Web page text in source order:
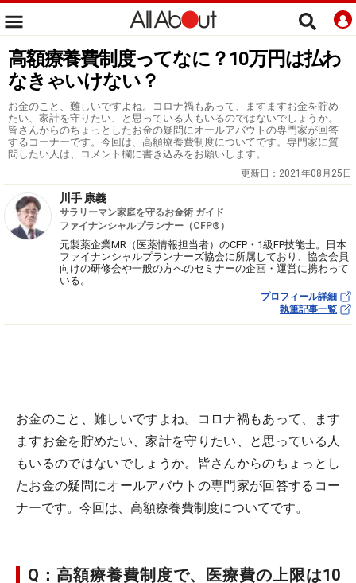
高額療養費制度ってなに？10万円は払わ
なきゃいけない？
お金のこと、難しいですよね。コロナ禍もあって、ますますお金を貯め
たい、家計を守りたい、と思っている人もいるのではないでしょうか。
皆さんからのちょっとしたお金の疑問にオールアバウトの専門家が回答
するコーナーです。今回は、高額療養費制度についてです。専門家に質
問したい人は、コメント欄に書き込みをお願いします。
更新日： 2021年08月25日
川手 康義
サラリーマン家庭を守るお金術 ガイド
ファイナンシャルプランナー（CFP®）
元製薬企業MR（医薬情報担当者）のCFP・1級FP技能士。日本
ファイナンシャルプランナーズ協会に所属しており、協会会員
向けの研修会や一般の方へのセミナーの企画・運営に携わって
いる。
プロフィール詳細
執筆記事一覧
お金のこと、難しいですよね。コロナ禍もあって、ます
ますお金を貯めたい、家計を守りたい、と思っている人
もいるのではないでしょうか。皆さんからのちょっとし
たお金の疑問にオールアバウトの専門家が回答するコー
ナーです。今回は、高額療養費制度についてです。
Q：高額療養費制度で、医療費の上限は10